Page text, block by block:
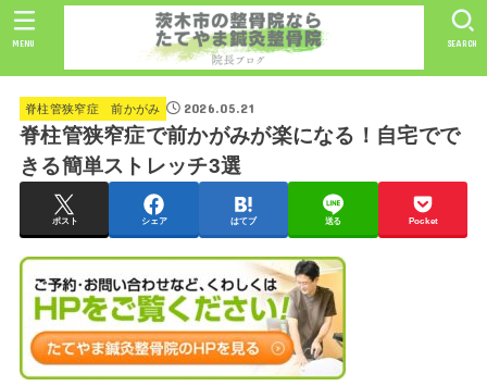
SEARCH
MENU
脊柱管狭窄症 前かがみ 2026.05.21
脊柱管狭窄症で前かがみが楽になる！自宅でで
きる簡単ストレッチ3選
ポスト シェア はてブ 送る Pocket